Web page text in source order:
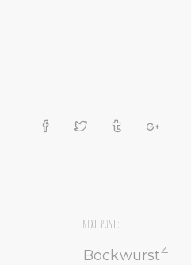
NEXT POST:
Bockwurst4